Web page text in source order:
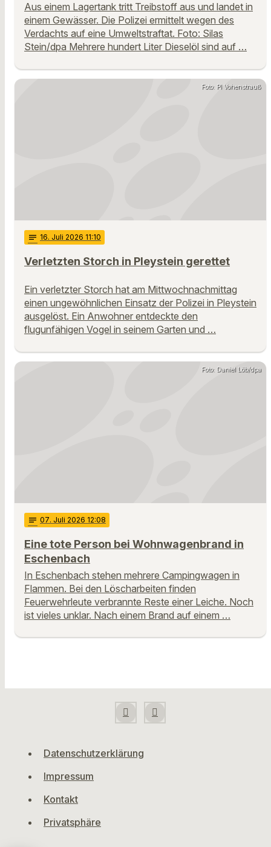
Aus einem Lagertank tritt Treibstoff aus und landet in
einem Gewässer. Die Polizei ermittelt wegen des
Verdachts auf eine Umweltstraftat. Foto: Silas
Stein/dpa Mehrere hundert Liter Dieselöl sind auf …
Foto: PI Vohenstrauß
notes 16. Juli 2026 11:10
Verletzten Storch in Pleystein gerettet
Ein verletzter Storch hat am Mittwochnachmittag
einen ungewöhnlichen Einsatz der Polizei in Pleystein
ausgelöst. Ein Anwohner entdeckte den
flugunfähigen Vogel in seinem Garten und …
Foto: Daniel Löb/dpa
notes 07. Juli 2026 12:08
Eine tote Person bei Wohnwagenbrand in
Eschenbach
In Eschenbach stehen mehrere Campingwagen in
Flammen. Bei den Löscharbeiten finden
Feuerwehrleute verbrannte Reste einer Leiche. Noch
ist vieles unklar. Nach einem Brand auf einem …
Datenschutzerklärung
Impressum
Kontakt
Privatsphäre